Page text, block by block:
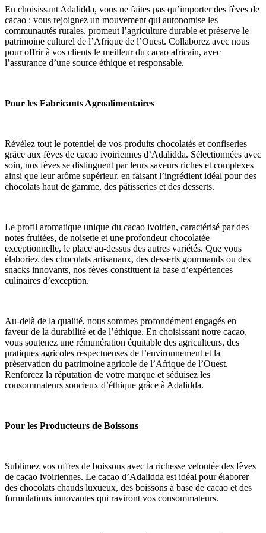
En choisissant Adalidda, vous ne faites pas qu’importer des fèves de
cacao : vous rejoignez un mouvement qui autonomise les
communautés rurales, promeut l’agriculture durable et préserve le
patrimoine culturel de l’Afrique de l’Ouest. Collaborez avec nous
pour offrir à vos clients le meilleur du cacao africain, avec
l’assurance d’une source éthique et responsable.
Pour les Fabricants Agroalimentaires
Révélez tout le potentiel de vos produits chocolatés et confiseries
grâce aux fèves de cacao ivoiriennes d’Adalidda. Sélectionnées avec
soin, nos fèves se distinguent par leurs saveurs riches et complexes
ainsi que leur arôme supérieur, en faisant l’ingrédient idéal pour des
chocolats haut de gamme, des pâtisseries et des desserts.
Le profil aromatique unique du cacao ivoirien, caractérisé par des
notes fruitées, de noisette et une profondeur chocolatée
exceptionnelle, le place au-dessus des autres variétés. Que vous
élaboriez des chocolats artisanaux, des desserts gourmands ou des
snacks innovants, nos fèves constituent la base d’expériences
culinaires d’exception.
Au-delà de la qualité, nous sommes profondément engagés en
faveur de la durabilité et de l’éthique. En choisissant notre cacao,
vous soutenez une rémunération équitable des agriculteurs, des
pratiques agricoles respectueuses de l’environnement et la
préservation du patrimoine agricole de l’Afrique de l’Ouest.
Renforcez la réputation de votre marque et séduisez les
consommateurs soucieux d’éthique grâce à Adalidda.
Pour les Producteurs de Boissons
Sublimez vos offres de boissons avec la richesse veloutée des fèves
de cacao ivoiriennes. Le cacao d’Adalidda est idéal pour élaborer
des chocolats chauds luxueux, des boissons à base de cacao et des
formulations innovantes qui raviront vos consommateurs.